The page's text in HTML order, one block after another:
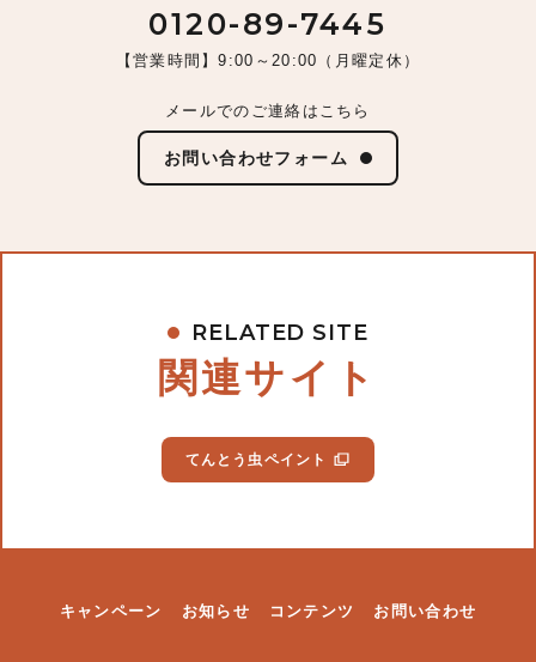
0120-89-7445
【営業時間】9:00～20:00（月曜定休）
メールでのご連絡はこちら
お問い合わせフォーム
RELATED SITE
関連サイト
てんとう虫ペイント
キャンペーン お知らせ コンテンツ お問い合わせ